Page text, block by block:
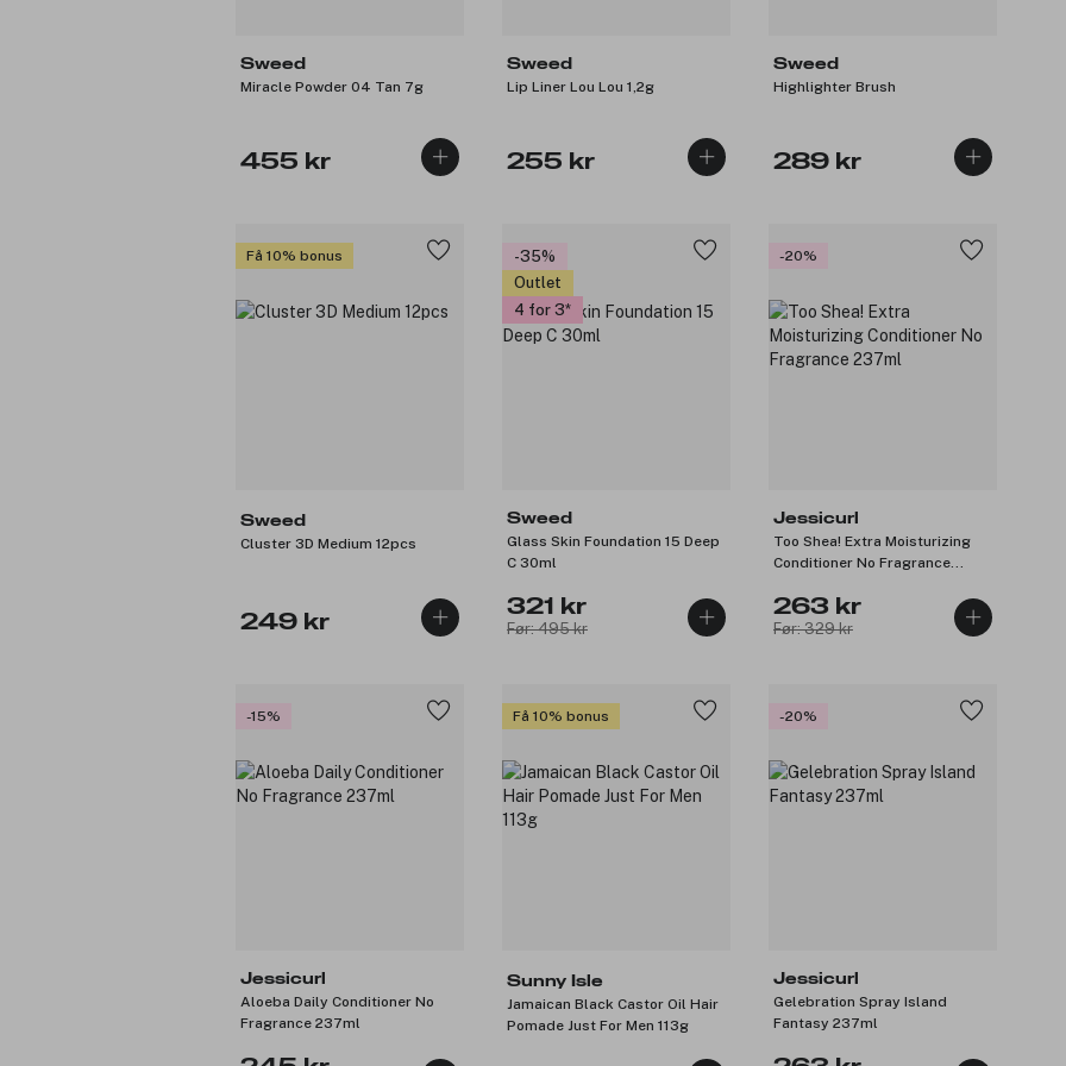
Sweed
Miracle Powder 04 Tan 7g
455 kr
Sweed
Lip Liner Lou Lou 1,2g
255 kr
Sweed
Highlighter Brush
289 kr
Få 10% bonus
Sweed
Cluster 3D Medium 12pcs
249 kr
-35%
Outlet
4 for 3
Sweed
Glass Skin Foundation 15 Deep
C 30ml
321 kr
Før: 495 kr
-20%
Jessicurl
Too Shea! Extra Moisturizing
Conditioner No Fragrance
263 kr
Før: 329 kr
-15%
Jessicurl
Aloeba Daily Conditioner No
Fragrance 237ml
Få 10% bonus
Sunny Isle
Jamaican Black Castor Oil Hair
Pomade Just For Men 113g
-20%
Jessicurl
Gelebration Spray Island
Fantasy 237ml